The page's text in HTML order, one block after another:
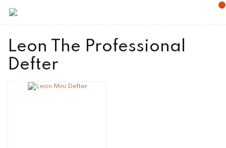
Leon The Professional
Defter